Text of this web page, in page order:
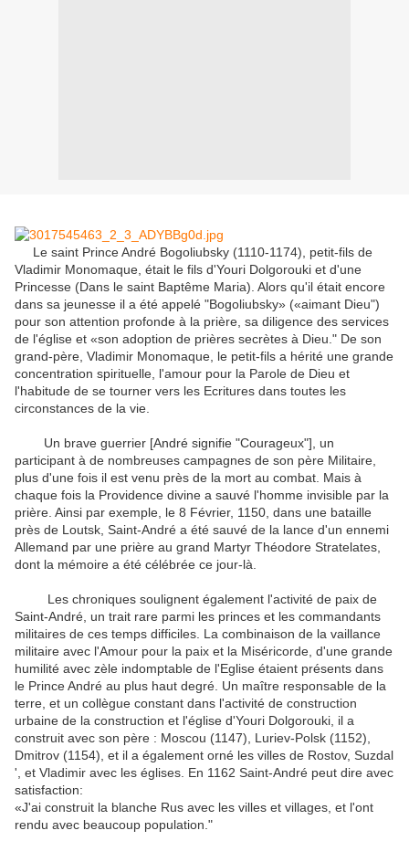
Le saint Prince André Bogoliubsky (1110-1174), petit-fils de
Vladimir Monomaque, était le fils d'Youri Dolgorouki et d'une
Princesse (Dans le saint Baptême Maria). Alors qu'il était encore
dans sa jeunesse il a été appelé "Bogoliubsky» («aimant Dieu")
pour son attention profonde à la prière, sa diligence des services
de l'église et «son adoption de prières secrètes à Dieu." De son
grand-père, Vladimir Monomaque, le petit-fils a hérité une grande
concentration spirituelle, l'amour pour la Parole de Dieu et
l'habitude de se tourner vers les Ecritures dans toutes les
circonstances de la vie.
Un brave guerrier [André signifie "Courageux"], un
participant à de nombreuses campagnes de son père Militaire,
plus d'une fois il est venu près de la mort au combat. Mais à
chaque fois la Providence divine a sauvé l'homme invisible par la
prière. Ainsi par exemple, le 8 Février, 1150, dans une bataille
près de Loutsk, Saint-André a été sauvé de la lance d'un ennemi
Allemand par une prière au grand Martyr Théodore Stratelates,
dont la mémoire a été célébrée ce jour-là.
Les chroniques soulignent également l'activité de paix de
Saint-André, un trait rare parmi les princes et les commandants
militaires de ces temps difficiles. La combinaison de la vaillance
militaire avec l'Amour pour la paix et la Miséricorde, d'une grande
humilité avec zèle indomptable de l'Eglise étaient présents dans
le Prince André au plus haut degré. Un maître responsable de la
terre, et un collègue constant dans l'activité de construction
urbaine de la construction et l'église d'Youri Dolgorouki, il a
construit avec son père : Moscou (1147), Luriev-Polsk (1152),
Dmitrov (1154), et il a également orné les villes de Rostov, Suzdal
', et Vladimir avec les églises. En 1162 Saint-André peut dire avec
satisfaction:
«J'ai construit la blanche Rus avec les villes et villages, et l'ont
rendu avec beaucoup population."